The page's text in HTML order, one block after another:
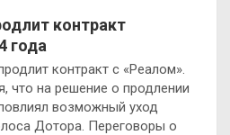
контракт
года
контракт с «Реалом».
что на решение о продлении
возможный уход
Дотора. Переговоры о